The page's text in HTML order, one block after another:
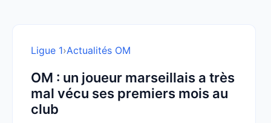
Ligue 1›Actualités OM
OM : un joueur marseillais a très
mal vécu ses premiers mois au
club